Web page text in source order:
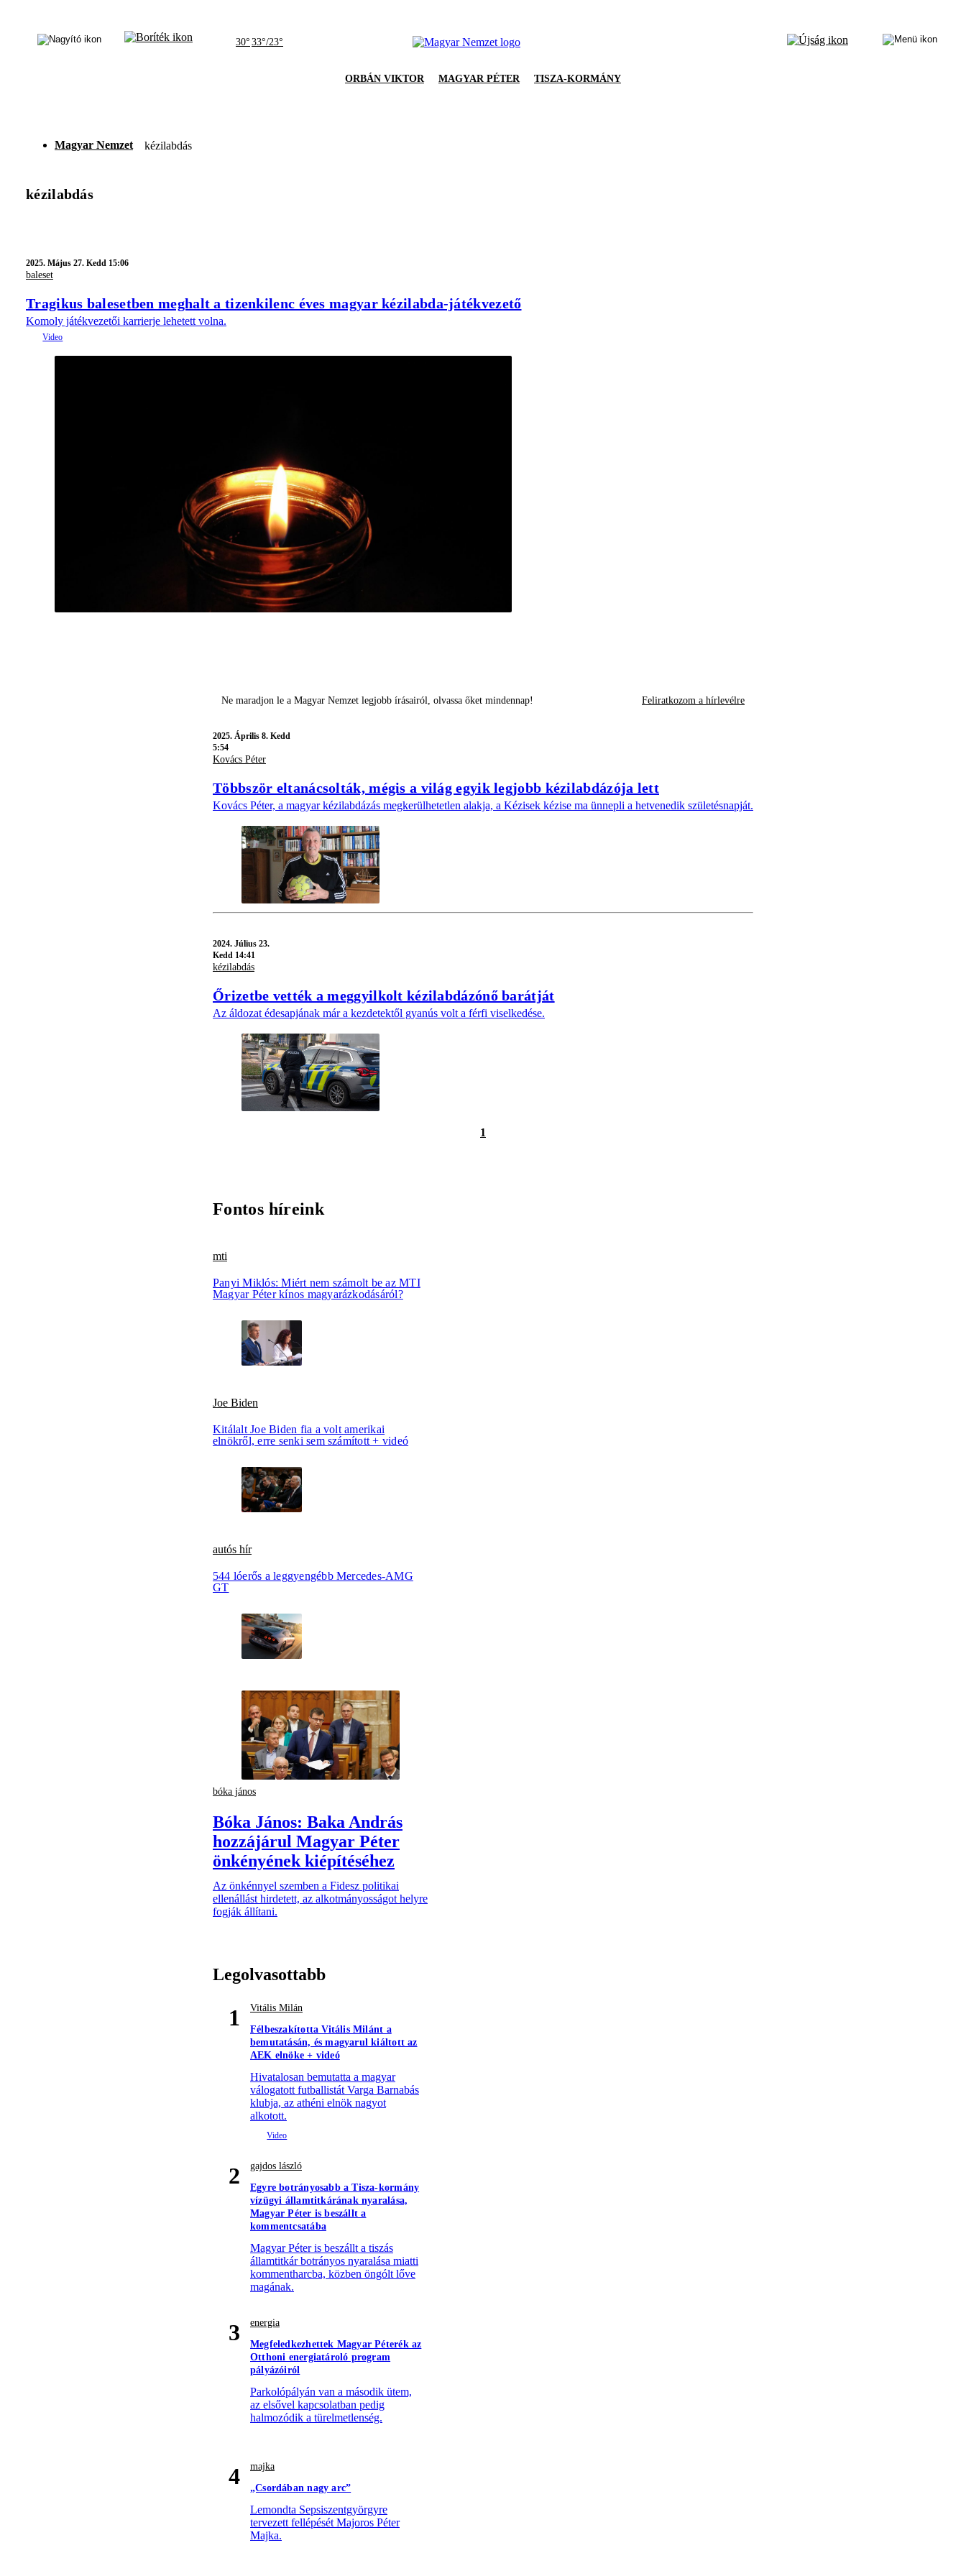
30° 33°/23°
ORBÁN VIKTOR MAGYAR PÉTER TISZA-KORMÁNY
Magyar Nemzet kézilabdás
kézilabdás
2025. Május 27. Kedd 15:06
baleset
Tragikus balesetben meghalt a tizenkilenc éves magyar kézilabda-játékvezető
Komoly játékvezetői karrierje lehetett volna.
Ne maradjon le a Magyar Nemzet legjobb írásairól, olvassa őket mindennap! Feliratkozom a hírlevélre
2025. Április 8. Kedd
5:54
Kovács Péter
Többször eltanácsolták, mégis a világ egyik legjobb kézilabdázója lett
Kovács Péter, a magyar kézilabdázás megkerülhetetlen alakja, a Kézisek kézise ma ünnepli a hetvenedik születésnapját.
2024. Július 23.
Kedd 14:41
kézilabdás
Őrizetbe vették a meggyilkolt kézilabdázónő barátját
Az áldozat édesapjának már a kezdetektől gyanús volt a férfi viselkedése.
1
Fontos híreink
mti
Panyi Miklós: Miért nem számolt be az MTI
Magyar Péter kínos magyarázkodásáról?
Joe Biden
Kitálalt Joe Biden fia a volt amerikai
elnökről, erre senki sem számított + videó
autós hír
544 lóerős a leggyengébb Mercedes-AMG
GT
bóka jános
Bóka János: Baka András
hozzájárul Magyar Péter
önkényének kiépítéséhez
Az önkénnyel szemben a Fidesz politikai
ellenállást hirdetett, az alkotmányosságot helyre
fogják állítani.
Legolvasottabb
1
Vitális Milán
Félbeszakította Vitális Milánt a
bemutatásán, és magyarul kiáltott az
AEK elnöke + videó
Hivatalosan bemutatta a magyar
válogatott futballistát Varga Barnabás
klubja, az athéni elnök nagyot
alkotott.
2
gajdos lászló
Egyre botrányosabb a Tisza-kormány
vízügyi államtitkárának nyaralása,
Magyar Péter is beszállt a
kommentcsatába
Magyar Péter is beszállt a tiszás
államtitkár botrányos nyaralása miatti
kommentharcba, közben öngólt lőve
magának.
3
energia
Megfeledkezhettek Magyar Péterék az
Otthoni energiatároló program
pályázóiról
Parkolópályán van a második ütem,
az elsővel kapcsolatban pedig
halmozódik a türelmetlenség.
4
majka
„Csordában nagy arc”
Lemondta Sepsiszentgyörgyre
tervezett fellépését Majoros Péter
Majka.